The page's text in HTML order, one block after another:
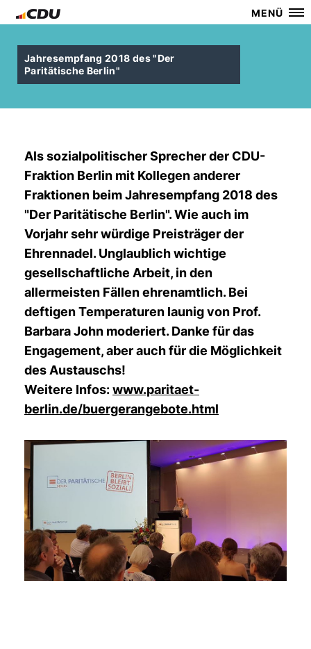
MENÜ
Jahresempfang 2018 des "Der
Paritätische Berlin"
Als sozialpolitischer Sprecher der CDU-
Fraktion Berlin mit Kollegen anderer
Fraktionen beim Jahresempfang 2018 des
"Der Paritätische Berlin". Wie auch im
Vorjahr sehr würdige Preisträger der
Ehrennadel. Unglaublich wichtige
gesellschaftliche Arbeit, in den
allermeisten Fällen ehrenamtlich. Bei
deftigen Temperaturen launig von Prof.
Barbara John moderiert. Danke für das
Engagement, aber auch für die Möglichkeit
des Austauschs!
Weitere Infos:www.paritaet-
berlin.de/buergerangebote.html